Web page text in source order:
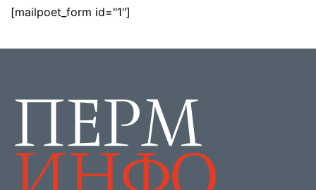
[mailpoet_form id="1"]